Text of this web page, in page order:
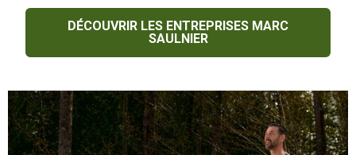
DÉCOUVRIR LES ENTREPRISES MARC
SAULNIER